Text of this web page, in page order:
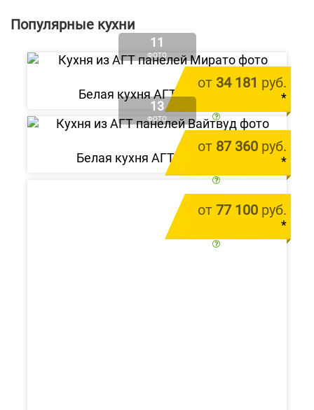
Популярные кухни
11
ФОТО
от 34 181 руб.
*
цена за 1 м.п.
Белая кухня АГТ «Мирато»
13
ФОТО
от 87 360 руб.
*
Белая кухня АГТ «Вайтвуд»
от 77 100 руб.
*